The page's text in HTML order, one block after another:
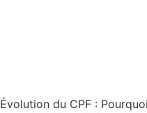
Évolution du CPF :